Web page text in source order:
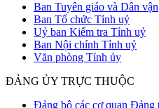
Ban Tuyên giáo và Dân vận
Ban Tổ chức Tỉnh uỷ
Uỷ ban Kiểm tra Tỉnh uỷ
Ban Nội chính Tỉnh uỷ
Văn phòng Tỉnh ủy
ĐẢNG ỦY TRỰC THUỘC
Đảng bộ các cơ quan Đảng